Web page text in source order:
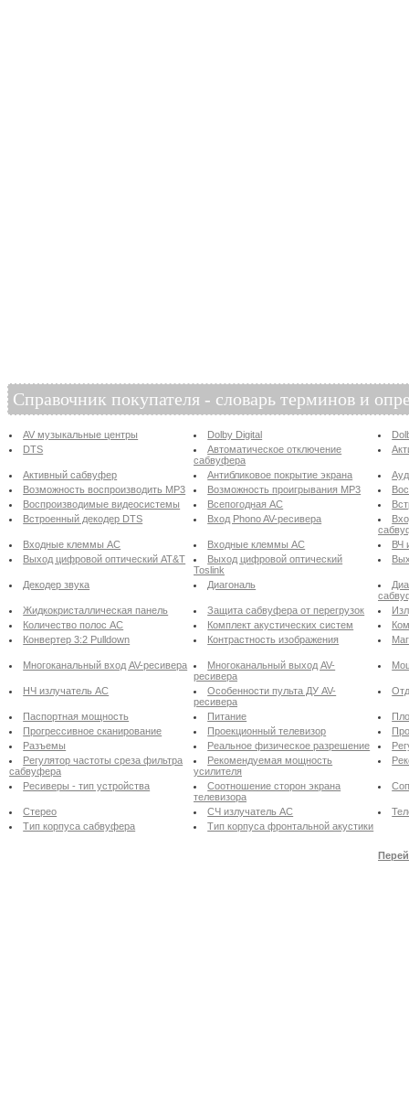
Справочник покупателя - словарь терминов и
AV музыкальные центры Dolby Digital
DTS
Автоматическое отключение
сабвуфера
Активный сабвуфер Антибликовое покрытие экрана
Возможность воспроизводить MP3
Возможность проигрывания MP3
Воспроизводимые видеосистемы
Всепогодная АС
Встроенный декодер DTS
Вход Phono AV-ресивера
Входные клеммы АС
Входные клеммы АС
ВЧ
Выход цифровой оптический AT&T
Выход цифровой оптический
Toslink
Декодер звука Диагональ
Жидкокристаллическая панель
Защита сабвуфера от перегрузок
Количество полос АС
Комплект акустических систем
Конвертер 3:2 Pulldown
Контрастность изображения
Многоканальный вход AV-ресивера
Многоканальный выход AV-
ресивера
НЧ излучатель АС
Особенности пульта ДУ AV-
ресивера
Паспортная мощность Питание
Прогрессивное сканирование
Проекционный телевизор
Разъемы
Реальное физическое разрешение
Регулятор частоты среза фильтра
сабвуфера
Рекомендуемая мощность
усилителя
Ресиверы - тип устройства
Соотношение сторон экрана
телевизора
Стерео СЧ излучатель АС
Тип корпуса сабвуфера
Тип корпуса фронтальной акустики